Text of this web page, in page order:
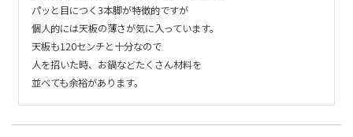
パッと目につく3本脚が特徴的ですが
個人的には天板の薄さが気に入っています。
天板も120センチと十分なので
人を招いた時、お鍋などたくさん材料を
並べても余裕があります。